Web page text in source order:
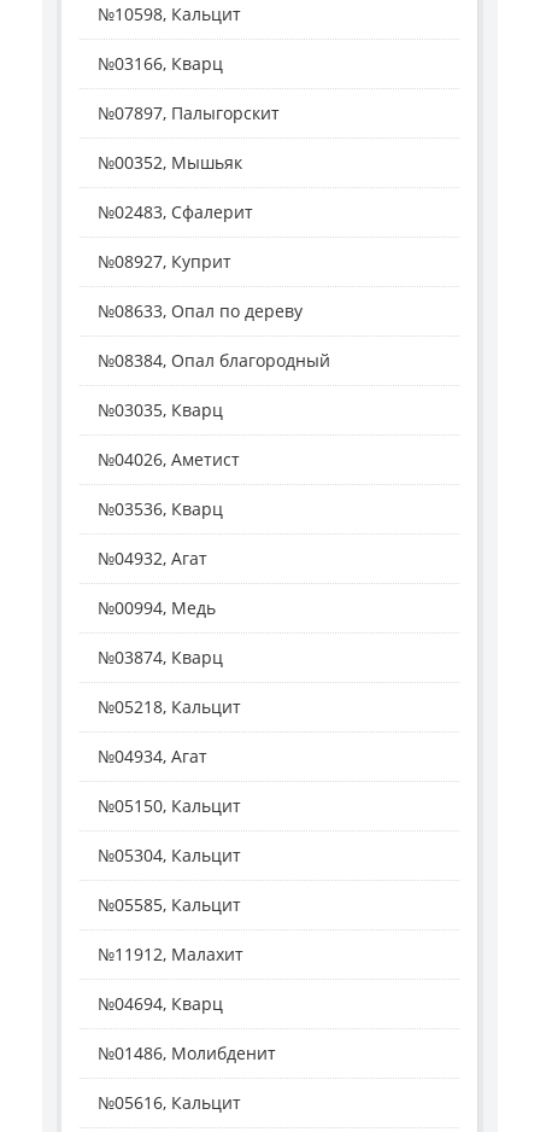
№10598, Кальцит
№03166, Кварц
№07897, Палыгорскит
№00352, Мышьяк
№02483, Сфалерит
№08927, Куприт
№08633, Опал по дереву
№08384, Опал благородный
№03035, Кварц
№04026, Аметист
№03536, Кварц
№04932, Агат
№00994, Медь
№03874, Кварц
№05218, Кальцит
№04934, Агат
№05150, Кальцит
№05304, Кальцит
№05585, Кальцит
№11912, Малахит
№04694, Кварц
№01486, Молибденит
№05616, Кальцит